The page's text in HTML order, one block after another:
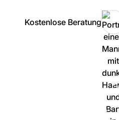
Kostenlose Beratung
100% unverbindlich & persönlich